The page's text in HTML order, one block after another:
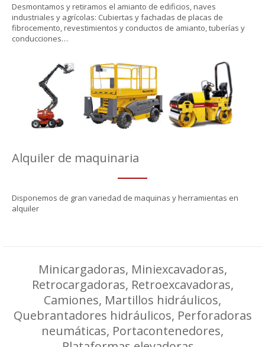
Desmontamos y retiramos el amianto de edificios, naves
industriales y agrícolas: Cubiertas y fachadas de placas de
fibrocemento, revestimientos y conductos de amianto, tuberías y
conducciones…
Alquiler de maquinaria
Disponemos de gran variedad de maquinas y herramientas en
alquiler
Minicargadoras, Miniexcavadoras,
Retrocargadoras, Retroexcavadoras,
Camiones, Martillos hidráulicos,
Quebrantadores hidráulicos, Perforadoras
neumáticas, Portacontenedores,